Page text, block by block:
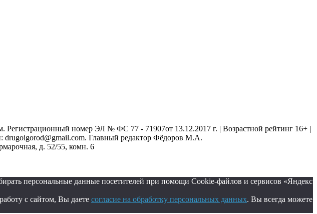
Регистрационный номер ЭЛ № ФС 77 - 71907от 13.12.2017 г. | Возрастной рейтинг 16+ |
drugoigorod@gmail.com. Главный редактор Фёдоров М.А.
д. 52/55, комн. 6
персональные данные посетителей при помощи Cookie-файлов и сервисов «Яндекс
с сайтом, Вы даете согласие на обработку персональных данных. Вы всегда можете